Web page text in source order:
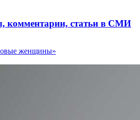
комментарии, статьи в СМИ
женщины»